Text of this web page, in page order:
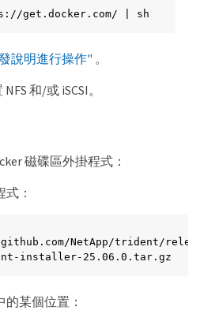
get.docker.com/ | sh
說明進行操作" 。
和/或 iSCSI。
磁碟區外掛程式：
：
NetApp/trident/
installer-25.06.0.tar.gz
某個位置：